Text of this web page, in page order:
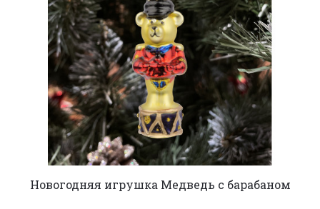
Новогодняя игрушка Медведь с барабаном